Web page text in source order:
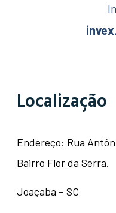
Localização
Endereço: Rua
Bairro Flor da Serra.
Joaçaba – SC